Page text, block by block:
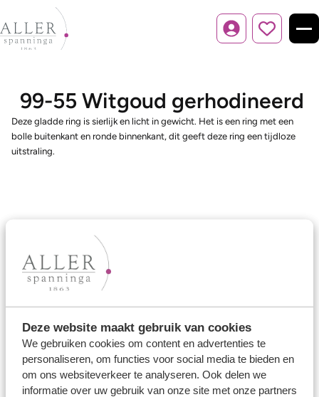
Deze website maakt gebruik van cookies
We gebruiken cookies om content en advertenties te
personaliseren, om functies voor social media te bieden en
om ons websiteverkeer te analyseren. Ook delen we
informatie over uw gebruik van onze site met onze partners
Inloggen
99-55 Witgoud gerhodineerd
Deze gladde ring is sierlijk en licht in gewicht. Het is een ring met een
bolle buitenkant en ronde binnenkant, dit geeft deze ring een tijdloze
uitstraling.
Ons aanbod
Trouwringen
Verlovingsringen
Vriendschapsringen
Over ons